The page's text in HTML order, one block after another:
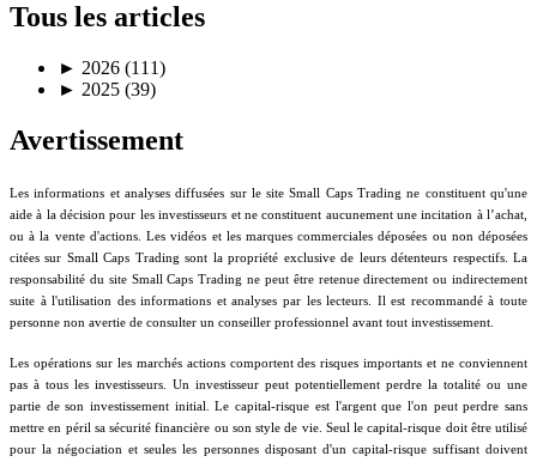
Tous les articles
► 2026 (111)
► 2025 (39)
Avertissement
Les informations et analyses diffusées sur le site Small Caps Trading ne constituent qu'une
aide à la décision pour les investisseurs et ne constituent aucunement une incitation à l’achat,
ou à la vente d'actions. Les vidéos et les marques commerciales déposées ou non déposées
citées sur Small Caps Trading sont la propriété exclusive de leurs détenteurs respectifs. La
responsabilité du site Small Caps Trading ne peut être retenue directement ou indirectement
suite à l'utilisation des informations et analyses par les lecteurs. Il est recommandé à toute
personne non avertie de consulter un conseiller professionnel avant tout investissement.
Les opérations sur les marchés actions comportent des risques importants et ne conviennent
pas à tous les investisseurs. Un investisseur peut potentiellement perdre la totalité ou une
partie de son investissement initial. Le capital-risque est l'argent que l'on peut perdre sans
mettre en péril sa sécurité financière ou son style de vie. Seul le capital-risque doit être utilisé
pour la négociation et seules les personnes disposant d'un capital-risque suffisant doivent